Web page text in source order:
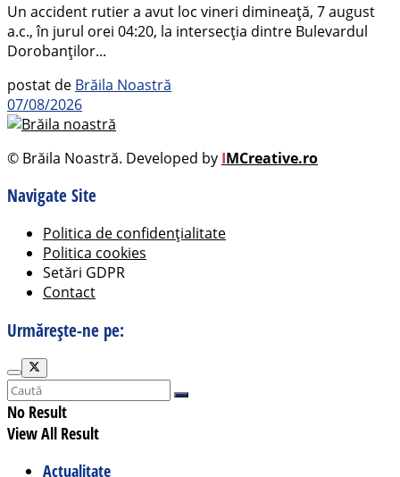
Un accident rutier a avut loc vineri dimineață, 7 august
a.c., în jurul orei 04:20, la intersecția dintre Bulevardul
Dorobanților...
postat de Brăila Noastră
07/08/2026
© Brăila Noastră. Developed by IMCreative.ro
Navigate Site
Politica de confidențialitate
Politica cookies
Setări GDPR
Contact
Urmărește-ne pe:
No Result
View All Result
Actualitate